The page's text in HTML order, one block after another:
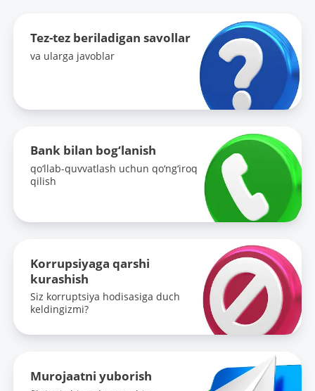
Tez-tez beriladigan savollar
va ularga javoblar
Bank bilan bog‘lanish
qo‘llab-quvvatlash uchun qo‘ng‘iroq
qilish
Korrupsiyaga qarshi
kurashish
Siz korruptsiya hodisasiga duch
keldingizmi?
Murojaatni yuborish